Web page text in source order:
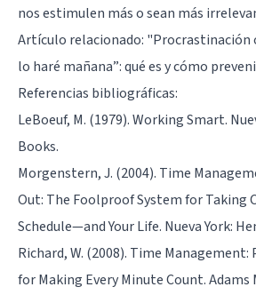
nos estimulen más o sean más
Artículo relacionado: "Procrastinación
lo haré mañana”: qué es y cómo
Referencias bibliográficas:
LeBoeuf, M. (1979). Working Smart.
Books.
Morgenstern, J. (2004). Time
Out: The Foolproof System for Taking
Schedule—and Your Life. Nueva York:
Richard, W. (2008). Time Management:
for Making Every Minute Count. Adams